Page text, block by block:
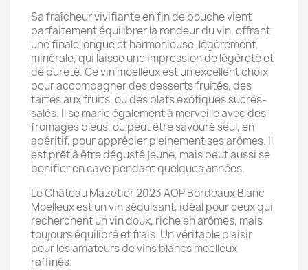
Sa fraîcheur vivifiante en fin de bouche vient
parfaitement équilibrer la rondeur du vin, offrant
une finale longue et harmonieuse, légèrement
minérale, qui laisse une impression de légèreté et
de pureté. Ce vin moelleux est un excellent choix
pour accompagner des desserts fruités, des
tartes aux fruits, ou des plats exotiques sucrés-
salés. Il se marie également à merveille avec des
fromages bleus, ou peut être savouré seul, en
apéritif, pour apprécier pleinement ses arômes. Il
est prêt à être dégusté jeune, mais peut aussi se
bonifier en cave pendant quelques années.
Le Château Mazetier 2023 AOP Bordeaux Blanc
Moelleux est un vin séduisant, idéal pour ceux qui
recherchent un vin doux, riche en arômes, mais
toujours équilibré et frais. Un véritable plaisir
pour les amateurs de vins blancs moelleux
raffinés.